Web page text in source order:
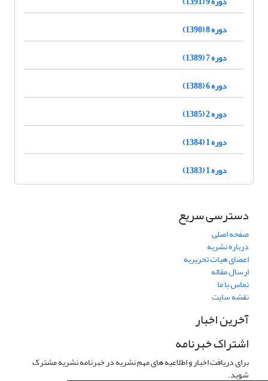
دوره 8 (1390)
دوره 7 (1389)
دوره 6 (1388)
دوره 2 (1385)
دوره 1 (1384)
دوره 1 (1383)
دسترسی سریع
صفحه اصلی
درباره نشریه
اعضای هیات تحریریه
ارسال مقاله
تماس با ما
نقشه سایت
آخرین اخبار
اشتراک خبرنامه
برای دریافت اخبار و اطلاعیه های مهم نشریه در خبرنامه نشریه مشترک
شوید.